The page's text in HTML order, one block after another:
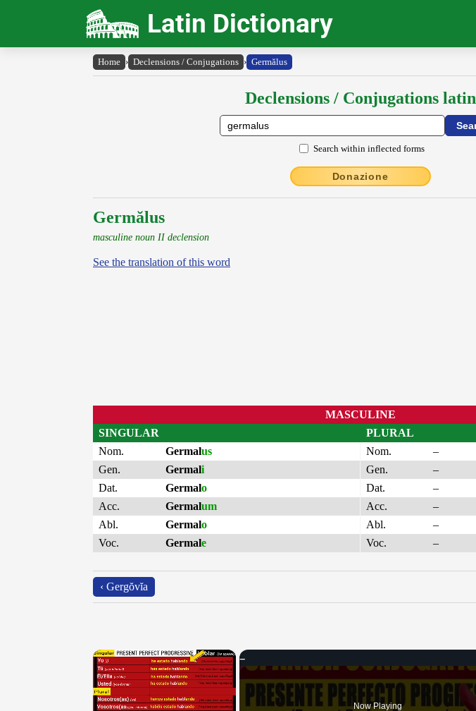
Latin Dictionary
Home › Declensions / Conjugations › Germălus
Declensions / Conjugations latin
Search within inflected forms
Donazione
Germălus
masculine noun II declension
See the translation of this word
MASCULINE
SINGULAR
Nom.
Germalus
Gen.
Germali
Dat.
Germalo
Acc.
Germalum
Abl.
Germalo
Voc.
Germale
PLURAL
Nom.
–
Gen.
–
Dat.
–
Acc.
–
Abl.
–
Voc.
–
‹ Gergŏvĭa
×
Now Playing